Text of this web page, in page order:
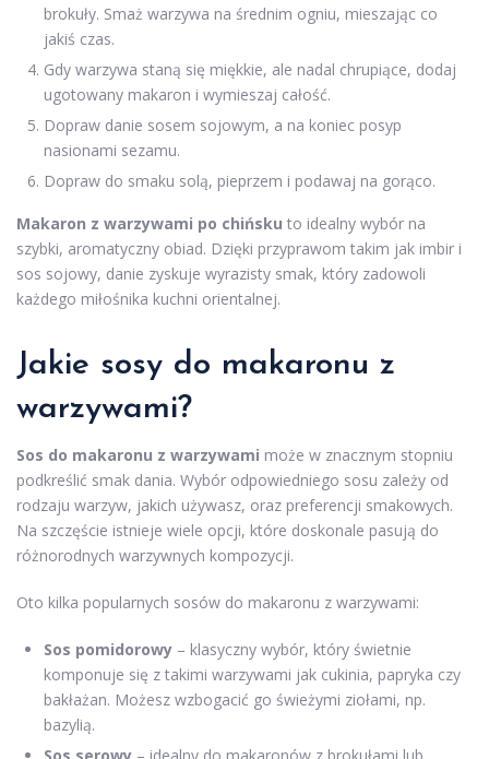
brokuły. Smaż warzywa na średnim ogniu, mieszając co
jakiś czas.
Gdy warzywa staną się miękkie, ale nadal chrupiące, dodaj
ugotowany makaron i wymieszaj całość.
Dopraw danie sosem sojowym, a na koniec posyp
nasionami sezamu.
Dopraw do smaku solą, pieprzem i podawaj na gorąco.
Makaron z warzywami po chińsku to idealny wybór na
szybki, aromatyczny obiad. Dzięki przyprawom takim jak imbir i
sos sojowy, danie zyskuje wyrazisty smak, który zadowoli
każdego miłośnika kuchni orientalnej.
Jakie sosy do makaronu z
warzywami?
Sos do makaronu z warzywami może w znacznym stopniu
podkreślić smak dania. Wybór odpowiedniego sosu zależy od
rodzaju warzyw, jakich używasz, oraz preferencji smakowych.
Na szczęście istnieje wiele opcji, które doskonale pasują do
różnorodnych warzywnych kompozycji.
Oto kilka popularnych sosów do makaronu z warzywami:
Sos pomidorowy – klasyczny wybór, który świetnie
komponuje się z takimi warzywami jak cukinia, papryka czy
bakłażan. Możesz wzbogacić go świeżymi ziołami, np.
bazylią.